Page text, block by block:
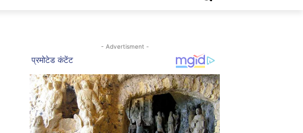
- Advertisment -